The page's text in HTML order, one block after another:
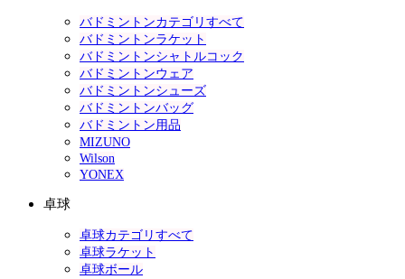
バドミントンカテゴリすべて
バドミントンラケット
バドミントンシャトルコック
バドミントンウェア
バドミントンシューズ
バドミントンバッグ
バドミントン用品
MIZUNO
Wilson
YONEX
卓球
卓球カテゴリすべて
卓球ラケット
卓球ボール